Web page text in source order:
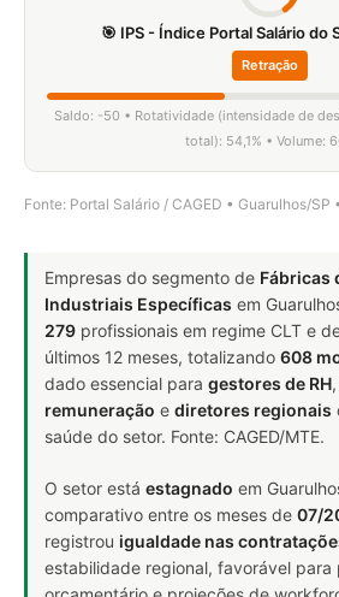
🎯 IPS - Índice Portal Salário do
Retração
Saldo: -50 • Rotatividade (intensidade de
total): 54,1% • Volume:
Fonte: Portal Salário / CAGED • Guarulhos/
Empresas do segmento de Fábricas
Industriais Específicas em
279 profissionais em regime CLT e
últimos 12 meses, totalizando 608
dado essencial para gestores de RH,
remuneração e diretores regionais
saúde do setor. Fonte: CAGED/MTE.
O setor está estagnado em
comparativo entre os meses de 07/
registrou igualdade nas
estabilidade regional, favorável para